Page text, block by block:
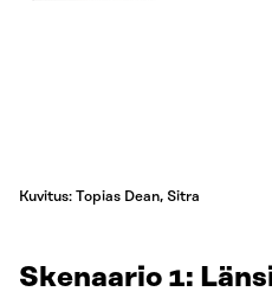
Kuvitus: Topias Dean, Sitra
Skenaario 1: